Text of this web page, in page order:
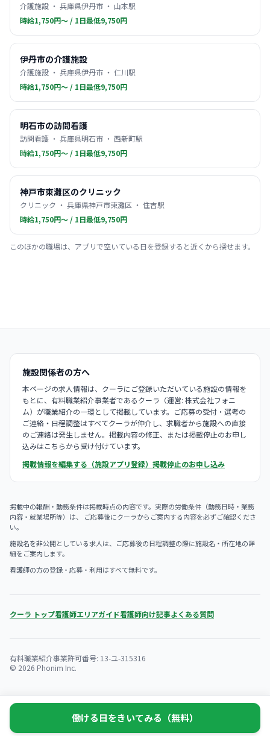
介護施設 ・ 兵庫県伊丹市 ・ 山本駅
時給1,750円〜 / 1日最低9,750円
伊丹市の介護施設
介護施設 ・ 兵庫県伊丹市 ・ 仁川駅
時給1,750円〜 / 1日最低9,750円
明石市の訪問看護
訪問看護 ・ 兵庫県明石市 ・ 西新町駅
時給1,750円〜 / 1日最低9,750円
神戸市東灘区のクリニック
クリニック ・ 兵庫県神戸市東灘区 ・ 住吉駅
時給1,750円〜 / 1日最低9,750円
このほかの職場は、アプリで空いている日を登録すると近くから探せます。
施設関係者の方へ
本ページの求人情報は、クーラにご登録いただいている施設の情報を
もとに、有料職業紹介事業者であるクーラ（運営: 株式会社フォニ
ム）が職業紹介の一環として掲載しています。ご応募の受付・選考の
ご連絡・日程調整はすべてクーラが仲介し、求職者から施設への直接
のご連絡は発生しません。掲載内容の修正、または掲載停止のお申し
込みはこちらから受け付けています。
掲載情報を編集する（施設アプリ登録） 掲載停止のお申し込み
掲載中の報酬・勤務条件は掲載時点の内容です。実際の労働条件（勤務日時・業務
内容・就業場所等）は、 ご応募後にクーラからご案内する内容を必ずご確認くださ
い。
施設名を非公開としている求人は、ご応募後の日程調整の際に施設名・所在地の詳
細をご案内します。
看護師の方の登録・応募・利用はすべて無料です。
クーラ トップ看護師エリアガイド看護師向け記事よくある質問
有料職業紹介事業許可番号: 13-ユ-315316
© 2026 Phonim Inc.
働ける日をきいてみる（無料）